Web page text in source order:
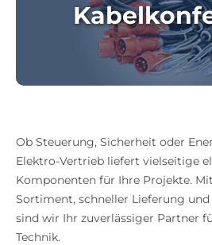
Ob Steuerung, Sicherheit oder
Elektro-Vertrieb liefert vielseitige
Komponenten für Ihre Projekte.
Sortiment, schneller Lieferung
sind wir Ihr zuverlässiger Partner
Technik.